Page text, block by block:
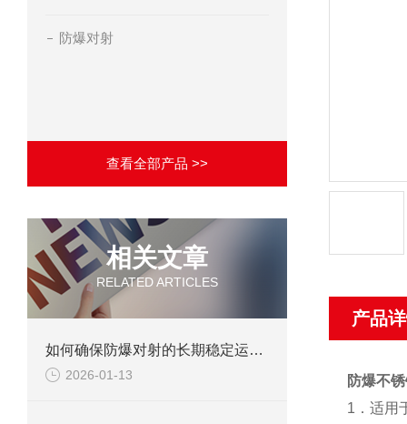
防爆对射
查看全部产品 >>
相关文章
RELATED ARTICLES
如何确保防爆对射的长期稳定运行？
2026-01-13
产品
防爆不
1 ．适用